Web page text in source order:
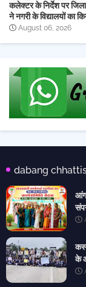
कलेक्टर के निर्देश पर जिला
ने नगरी के विद्यालयों का
August 06, 2026
dabang
के